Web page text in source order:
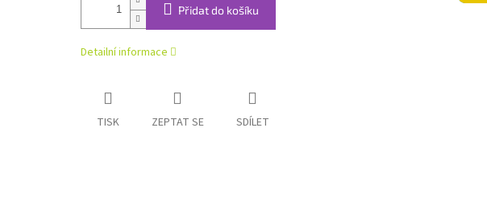
Přidat do košíku
Detailní informace
TISK ZEPTAT SE SDÍLET